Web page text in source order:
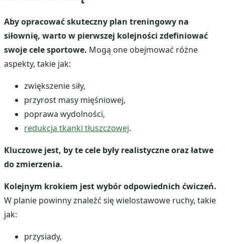
Aby opracować skuteczny plan treningowy na
siłownię, warto w pierwszej kolejności zdefiniować
swoje cele sportowe. Mogą one obejmować różne
aspekty, takie jak:
zwiększenie siły,
przyrost masy mięśniowej,
poprawa wydolności,
redukcja tkanki tłuszczowej.
Kluczowe jest, by te cele były realistyczne oraz łatwe
do zmierzenia.
Kolejnym krokiem jest wybór odpowiednich ćwiczeń.
W planie powinny znaleźć się wielostawowe ruchy, takie
jak:
przysiady,